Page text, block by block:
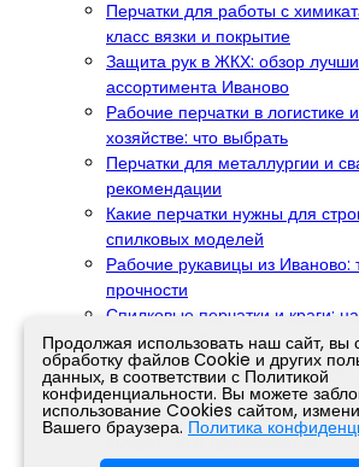
Продолжая использовать наш сайт, вы
обработку файлов Сookie и других
данных, в соответствии с Политикой
конфиденциальности. Вы можете
использование Cookies сайтом,
Вашего браузера. Политика
Перчатки для работы с
класс вязки и покрытие
Защита рук в ЖКХ: обзор
ассортимента Иваново
Рабочие перчатки в логистике
хозяйстве: что выбрать
Перчатки для металлургии и
рекомендации
Какие перчатки нужны для
спилковых моделей
Рабочие рукавицы из Иваново:
прочности
Спилковые перчатки и краги:
тяжелых работ
Черные и графитовые рабочие
разница и где используются
Чем отличаются перчатки 10 и
выбрать для производства